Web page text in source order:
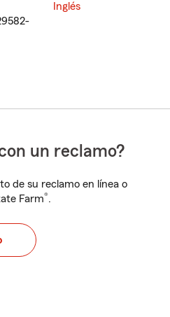
Inglés
un reclamo?
de su reclamo en línea o
Farm®.